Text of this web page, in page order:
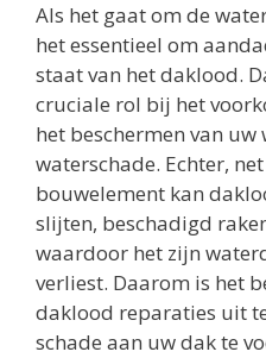
Als het gaat om de
het essentieel om
staat van het daklood.
cruciale rol bij het
het beschermen van uw
waterschade. Echter,
bouwelement kan
slijten, beschadigd
waardoor het zijn
verliest. Daarom is het
daklood reparaties uit
schade aan uw dak te